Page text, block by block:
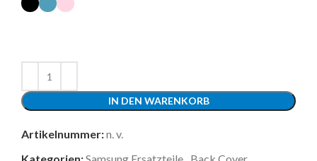
IN DEN WARENKORB
Artikelnummer:n. v.